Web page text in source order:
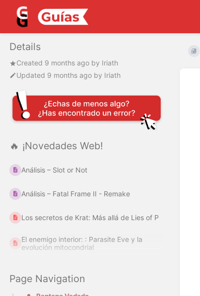
Details
Created 9 months ago by Iriath
Updated 9 months ago by Iriath
🔥 ¡Novedades Web!
Análisis – Slot or Not
Análisis – Fatal Frame II - Remake
Los secretos de Krat: Más allá de Lies of P
El enemigo interior: : Parasite Eve y la
evolución mitocondrial
Page Navigation